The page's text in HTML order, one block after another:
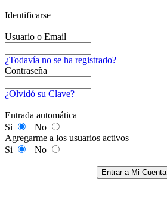
Identificarse
Usuario o Email
¿Todavía no se ha registrado?
Contraseña
¿Olvidó su Clave?
Entrada automática
Si
No
Agregarme a los usuarios activos
Si
No
Entrar a Mi Cuenta